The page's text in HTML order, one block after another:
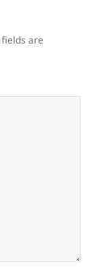
are